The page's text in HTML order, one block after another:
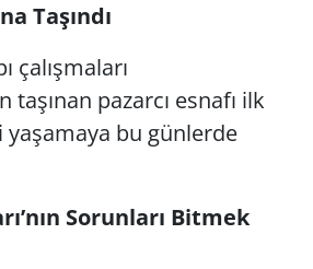
Taşındı
çalışmaları
pazarcı esnafı ilk
bu günlerde
Sorunları Bitmek